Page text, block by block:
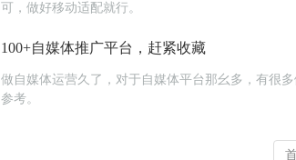
可，做好移动适配就行。
100+自媒体推广平台，赶紧收藏
做自媒体运营久了，对于自媒体平台那幺多，有很
参考。